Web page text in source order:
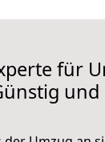
für
und